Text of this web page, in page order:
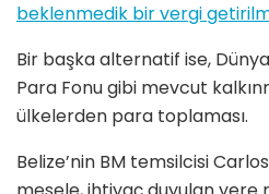
beklenmedik bir vergi
Bir başka alternatif ise,
Para Fonu gibi mevcut
ülkelerden para toplaması.
Belize’nin BM temsilcisi